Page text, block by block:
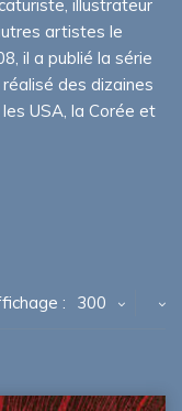
illustrateur
artistes le
il a publié la série
des dizaines
USA, la Corée et
: 300